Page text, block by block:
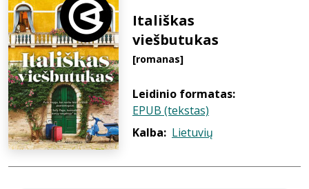
Itališkas
viešbutukas
[romanas]
Leidinio formatas:
EPUB (tekstas)
Kalba: Lietuvių